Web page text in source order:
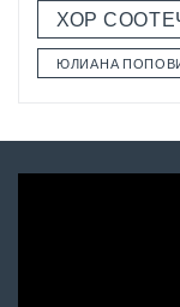
ХОР
ЮЛИАНА